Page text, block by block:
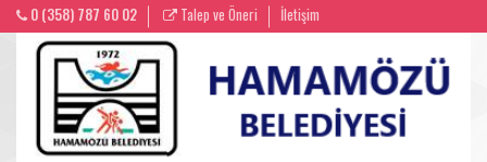
0 (358) 787 60 02 Talep ve Öneri İletişim